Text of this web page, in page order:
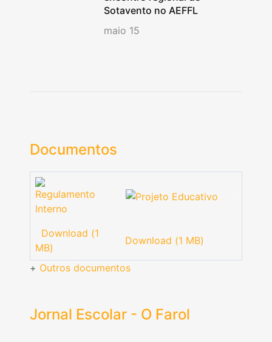
Sotavento no AEFFL
maio 15
Documentos
Download (1
MB)
Download (1 MB)
+ Outros documentos
Jornal Escolar - O Farol